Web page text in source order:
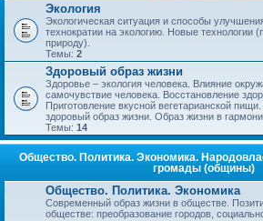
Экология
Экологическая ситуация и способы
технократии на экологию. Новые технологии
природу).
Темы: 2
Здоровый образ жизни
Здоровье – экология человека. Влияние
самочувствие человека. Восстановление
Приготовление вкусной вегетарианской
здоровый образ жизни. Образ жизни в
Темы: 14
Общество. Политика. Экономика.
громады (общины)
Общество. Политика. Экономика
Современный образ жизни в обществе.
обществе: преобразование городов,